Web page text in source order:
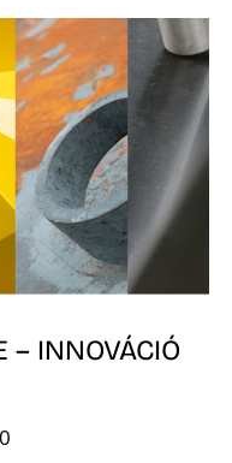
– INNOVÁCIÓ